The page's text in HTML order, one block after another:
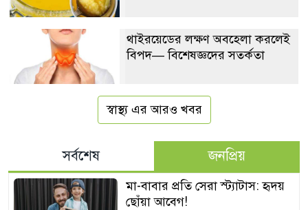
থাইরয়েডের লক্ষণ অবহেলা করলেই
বিপদ— বিশেষজ্ঞদের সতর্কতা
স্বাস্থ্য এর আরও খবর
সর্বশেষ জনপ্রিয়
মা-বাবার প্রতি সেরা স্ট্যাটাস: হৃদয়
ছোঁয়া আবেগ!